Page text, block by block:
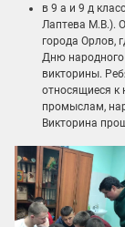
в 9 а и 9 д
Лаптева М.В.).
города Орлов,
Дню народного
викторины.
относящиеся
промыслам,
Викторина